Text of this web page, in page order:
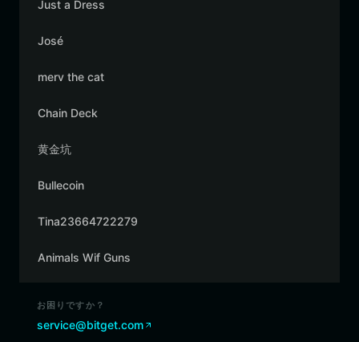
Just a Dress
José
merv the cat
Chain Deck
黄金坑
Bullecoin
Tina23664722279
Animals Wif Guns
お困りですか？
service@bitget.com